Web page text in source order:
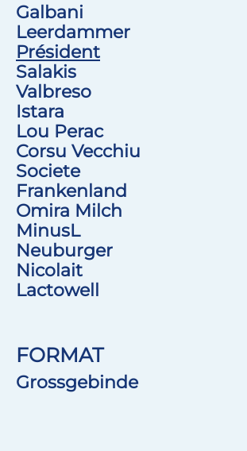
Galbani
Leerdammer
Président
Salakis
Valbreso
Istara
Lou Perac
Corsu Vecchiu
Societe
Frankenland
Omira Milch
MinusL
Neuburger
Nicolait
Lactowell
FORMAT
Grossgebinde